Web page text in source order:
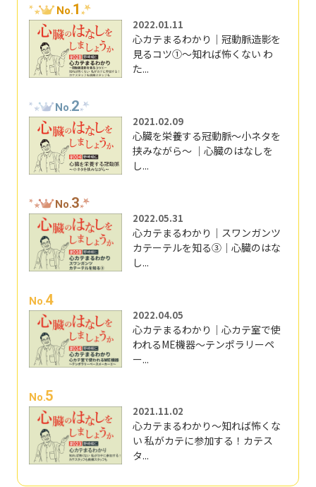
No.1
2022.01.11
心カテまるわかり｜冠動脈造影を
見るコツ①～知れば怖くない わ
た...
No.2
2021.02.09
心臓を栄養する冠動脈～小ネタを
挟みながら～ ｜心臓のはなしを
し...
No.3
2022.05.31
心カテまるわかり｜スワンガンツ
カテーテルを知る③｜心臓のはな
し...
No.4
2022.04.05
心カテまるわかり｜心カテ室で使
われるME機器～テンポラリーペ
ー...
No.5
2021.11.02
心カテまるわかり～知れば怖くな
い 私がカテに参加する！カテス
タ...